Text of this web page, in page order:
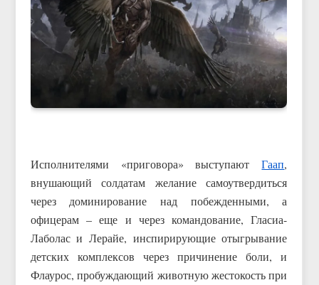
Исполнителями «приговора» выступаютГаап,
внушающий солдатам желание самоутвердиться
через доминирование над побежденными, а
офицерам – еще и через командование, Гласиа-
Лаболас и Лерайе, инспирирующие отыгрывание
детских комплексов через причинение боли, и
Флаурос, пробуждающий животную жестокость при